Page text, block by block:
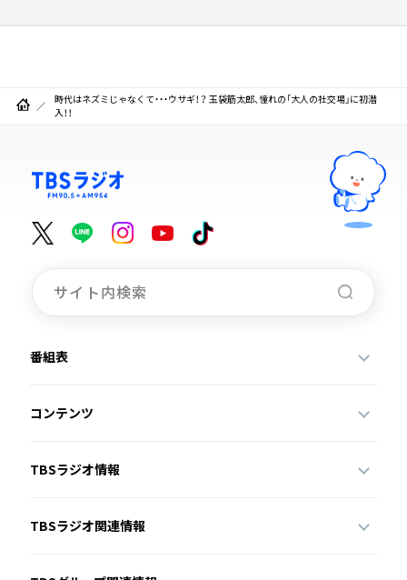
時代はネズミじゃなくて・・・ウサギ！？ 玉袋筋太郎、憧れの「大人の社交場」に初潜
入！！
番組表
コンテンツ
TBSラジオ情報
TBSラジオ関連情報